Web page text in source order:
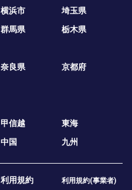
横浜市
埼玉県
群馬県 栃木県
奈良県
京都府
甲信越
東海
中国 九州
利用規約 利用規約(事業者)